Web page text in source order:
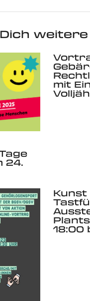
24.
mit
Kunst
Plants
18:00